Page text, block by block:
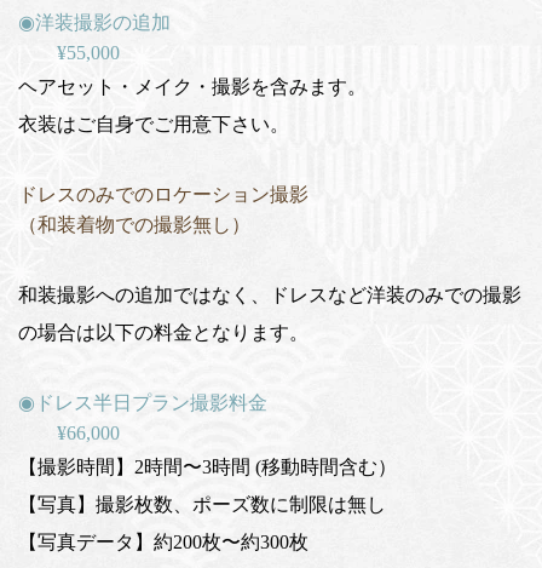
◉洋装撮影の追加
¥55,000
ヘアセット・メイク・撮影を含みます。
衣装はご自身でご用意下さい。
ドレスのみでのロケーション撮影
（和装着物での撮影無し）
和装撮影への追加ではなく、ドレスなど洋装のみでの撮影
の場合は以下の料金となります。
◉ ドレス半日プラン撮影料金
¥66,000
【撮影時間】2時間〜3時間 (移動時間含む）
【写真】撮影枚数、ポーズ数に制限は無し
【写真データ】約200枚〜約300枚